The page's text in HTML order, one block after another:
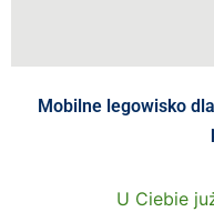
Mobilne legowisko
U Ciebie